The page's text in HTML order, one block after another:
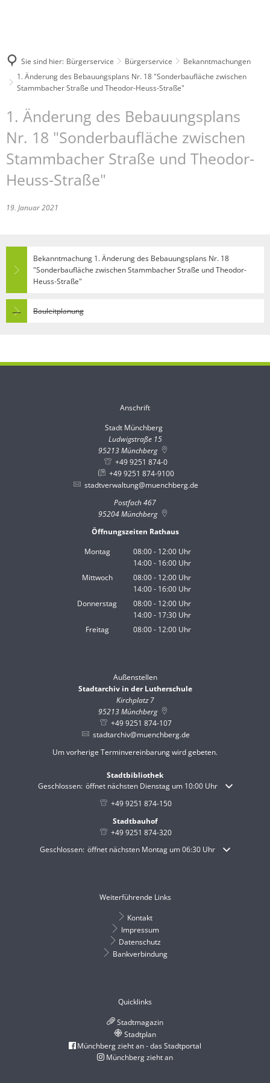
Sie sind hier: Bürgerservice Bürgerservice
Bekanntmachungen
1. Änderung des Bebauungsplans Nr. 18 "Sonderbaufläche zwischen
Stammbacher Straße und Theodor-Heuss-Straße"
1. Änderung des Bebauungsplans
Nr. 18 "Sonderbaufläche zwischen
Stammbacher Straße und Theodor-
Heuss-Straße"
19. Januar 2021
Bekanntmachung 1. Änderung des Bebauungsplans Nr. 18
"Sonderbaufläche zwischen Stammbacher Straße und Theodor-
Heuss-Straße"
Bauleitplanung
Anschrift
Stadt Münchberg
Ludwigstraße 15
95213Münchberg
+49 9251 874-0
+49 9251 874-9100
stadtverwaltung@muenchberg.de
Postfach 467
95204Münchberg
Öffnungszeiten Rathaus
Montag
08:00- 12:00 Uhr
Von 08:00 bis 12:00 Uhr
14:00- 16:00 Uhr
Von 14:00 bis 16:00 Uhr
Mittwoch 08:00- 12:00 Uhr
Von 08:00 bis 12:00 Uhr
14:00- 16:00 Uhr
Von 14:00 bis 16:00 Uhr
Donnerstag 08:00- 12:00 Uhr
Von 08:00 bis 12:00 Uhr
14:00- 17:30 Uhr
Von 14:00 bis 17:30 Uhr
Freitag 08:00- 12:00 Uhr
Außenstellen
Stadtarchiv in der Lutherschule
Kirchplatz 7
95213Münchberg
+49 9251 874-107
stadtarchiv@muenchberg.de
Um vorherige Terminvereinbarung wird gebeten.
Stadtbibliothek
Klicken, um weitere Öffnungs- oder Schließzeiten auszublenden
Geschlossen: öffnet nächsten Dienstag um 10:00 Uhr
+49 9251 874-150
Stadtbauhof
+49 9251 874-320
Klicken, um weitere Öffnungs- oder Schließzeiten auszublenden
Geschlossen: öffnet nächsten Montag um 06:30 Uhr
Weiterführende Links
Kontakt
Impressum
Datenschutz
Bankverbindung
Quicklinks
Stadtmagazin
Stadtplan
Münchberg zieht an - das Stadtportal
Münchberg zieht an